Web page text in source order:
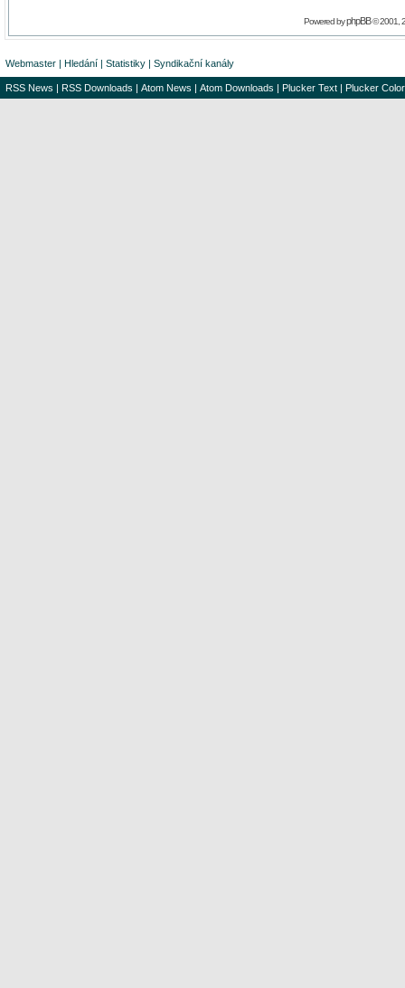
Powered byphpBB© 2001,
Webmaster | Hledání | Statistiky | Syndikační kanály
RSS News | RSS Downloads | Atom News | Atom Downloads | Plucker Text | Plucker Color